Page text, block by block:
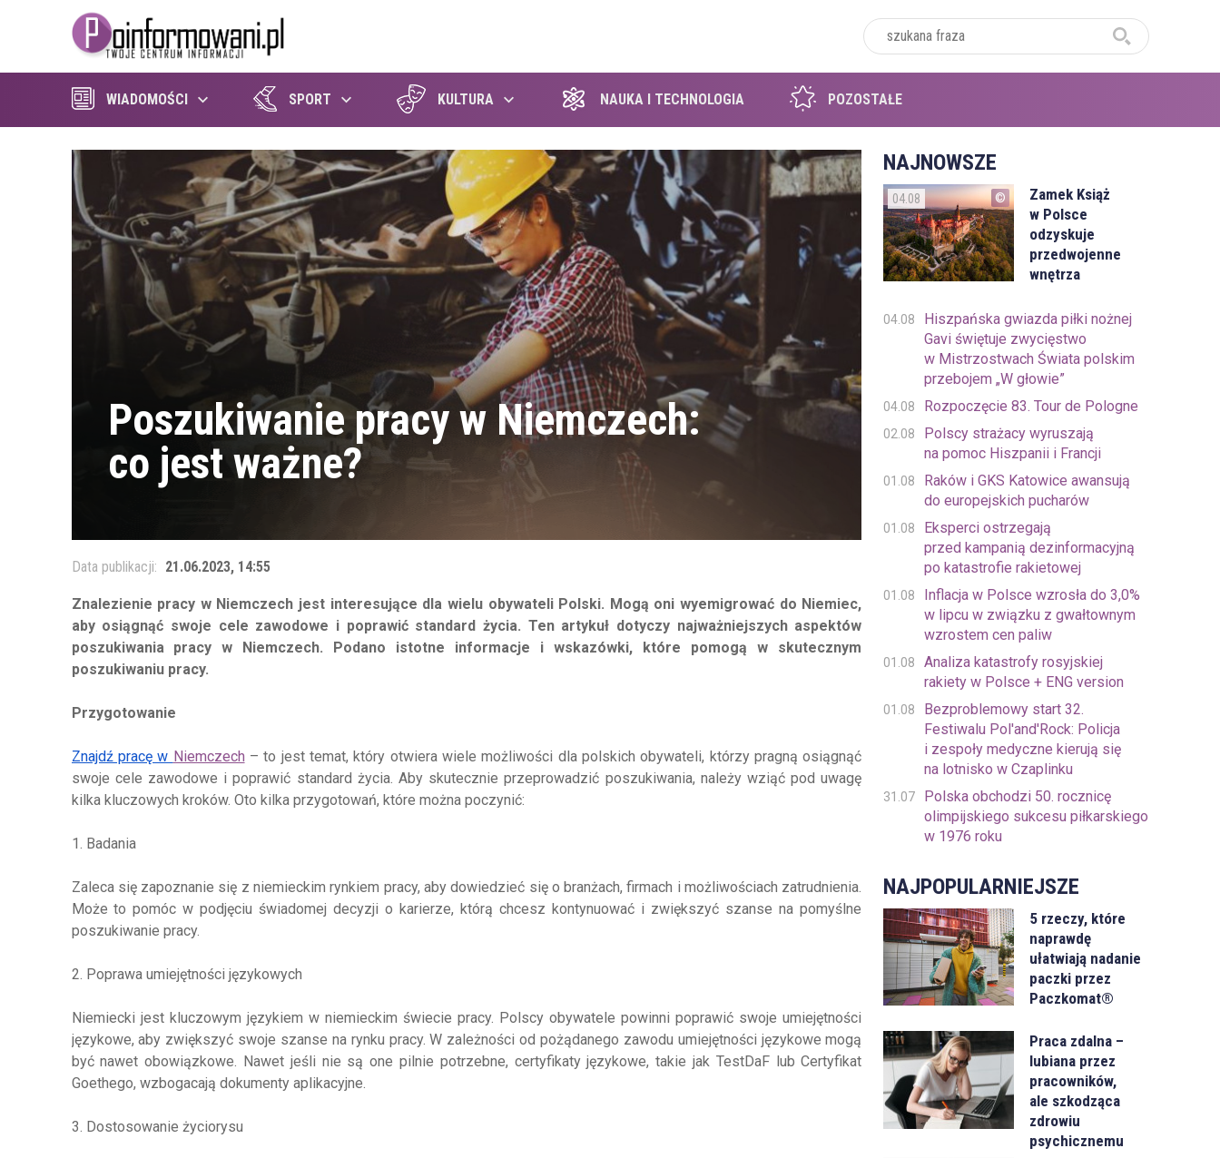
WIADOMOŚCI SPORT KULTURA NAUKA I TECHNOLOGIA POZOSTAŁE
Poszukiwanie pracy w Niemczech:
co jest ważne?
Data publikacji: 21.06.2023, 14:55
Znalezienie pracy w Niemczech jest interesujące dla wielu obywateli Polski. Mogą oni wyemigrować do Niemiec,
aby osiągnąć swoje cele zawodowe i poprawić standard życia. Ten artykuł dotyczy najważniejszych aspektów
poszukiwania pracy w Niemczech. Podano istotne informacje i wskazówki, które pomogą w skutecznym
poszukiwaniu pracy.
Przygotowanie
Znajdź pracę w Niemczech – to jest temat, który otwiera wiele możliwości dla polskich obywateli, którzy pragną osiągnąć
swoje cele zawodowe i poprawić standard życia. Aby skutecznie przeprowadzić poszukiwania, należy wziąć pod uwagę
kilka kluczowych kroków. Oto kilka przygotowań, które można poczynić:
1. Badania
Zaleca się zapoznanie się z niemieckim rynkiem pracy, aby dowiedzieć się o branżach, firmach i możliwościach zatrudnienia.
Może to pomóc w podjęciu świadomej decyzji o karierze, którą chcesz kontynuować i zwiększyć szanse na pomyślne
poszukiwanie pracy.
2. Poprawa umiejętności językowych
Niemiecki jest kluczowym językiem w niemieckim świecie pracy. Polscy obywatele powinni poprawić swoje umiejętności
językowe, aby zwiększyć swoje szanse na rynku pracy. W zależności od pożądanego zawodu umiejętności językowe mogą
być nawet obowiązkowe. Nawet jeśli nie są one pilnie potrzebne, certyfikaty językowe, takie jak TestDaF lub Certyfikat
Goethego, wzbogacają dokumenty aplikacyjne.
3. Dostosowanie życiorysu
NAJNOWSZE
04.08
Zamek Książ
w Polsce
odzyskuje
przedwojenne
wnętrza
04.08
Hiszpańska gwiazda piłki nożnej
Gavi świętuje zwycięstwo
w Mistrzostwach Świata polskim
przebojem „W głowie”
04.08 Rozpoczęcie 83. Tour de Pologne
02.08
Polscy strażacy wyruszają
na pomoc Hiszpanii i Francji
01.08
Raków i GKS Katowice awansują
do europejskich pucharów
01.08
Eksperci ostrzegają
przed kampanią dezinformacyjną
po katastrofie rakietowej
01.08
Inflacja w Polsce wzrosła do 3,0%
w lipcu w związku z gwałtownym
wzrostem cen paliw
01.08
Analiza katastrofy rosyjskiej
rakiety w Polsce + ENG version
01.08
Bezproblemowy start 32.
Festiwalu Pol'and'Rock: Policja
i zespoły medyczne kierują się
na lotnisko w Czaplinku
31.07
Polska obchodzi 50. rocznicę
olimpijskiego sukcesu piłkarskiego
w 1976 roku
NAJPOPULARNIEJSZE
5 rzeczy, które
naprawdę
ułatwiają nadanie
paczki przez
Paczkomat®
Praca zdalna –
lubiana przez
pracowników,
ale szkodząca
zdrowiu
psychicznemu